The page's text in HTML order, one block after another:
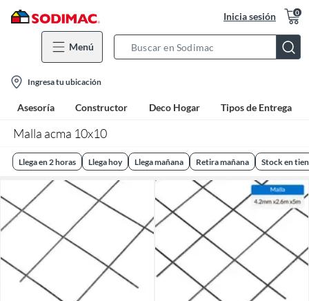
Inicia sesión 0
Menú
Bar
location-
icon
Ingresa tu ubicación
Asesoría Constructor Deco Hogar Tipos de Entrega
Malla acma 10x10
Llega en 2 horas Llega hoy Llega mañana Retira mañana Stock en